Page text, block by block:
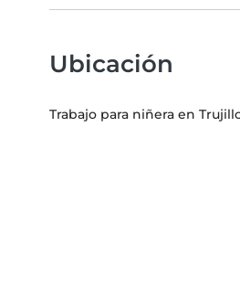
Ubicación
Trabajo para niñera en